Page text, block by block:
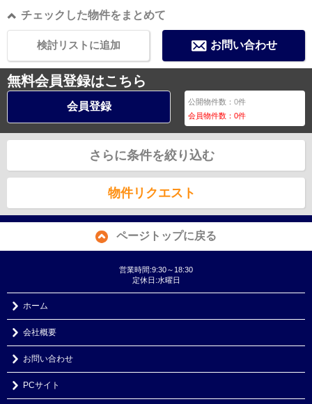
チェックした物件をまとめて
お問い合わせ
検討リストに追加
無料会員登録はこちら
会員登録 公開物件数：0件
会員物件数：0件
さらに条件を絞り込む
物件リクエスト
ページトップに戻る
営業時間:9:30～18:30
定休日:水曜日
ホーム
会社概要
お問い合わせ
PCサイト